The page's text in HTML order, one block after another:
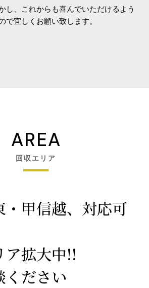
し、これからも喜んでいただけるよう
で宜しくお願い致します。
AREA
回収エリア
・甲信越、対応可
ア拡大中!!
ください